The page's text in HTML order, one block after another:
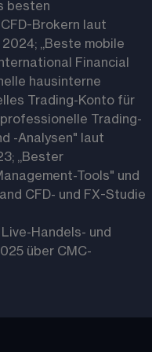
besten
Brokern laut
„Beste mobile
Financial
hausinterne
Trading-Konto für
Trading-
-Analysen" laut
„Bester
Tools" und
CFD- und FX-Studie
Handels- und
über CMC-